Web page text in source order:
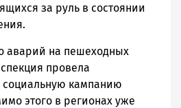
за руль в состоянии
аварий на пешеходных
провела
кампанию
этого в регионах уже